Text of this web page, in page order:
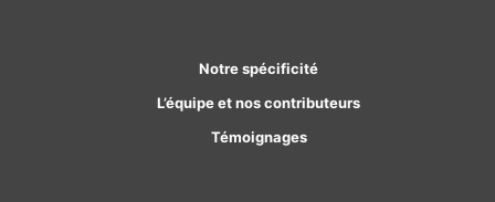
Notre spécificité
L’équipe et nos contributeurs
Témoignages